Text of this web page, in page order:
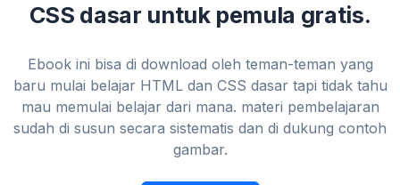
CSS dasar untuk pemula gratis.
Ebook ini bisa di download oleh teman-teman yang
baru mulai belajar HTML dan CSS dasar tapi tidak tahu
mau memulai belajar dari mana. materi pembelajaran
sudah di susun secara sistematis dan di dukung contoh
gambar.